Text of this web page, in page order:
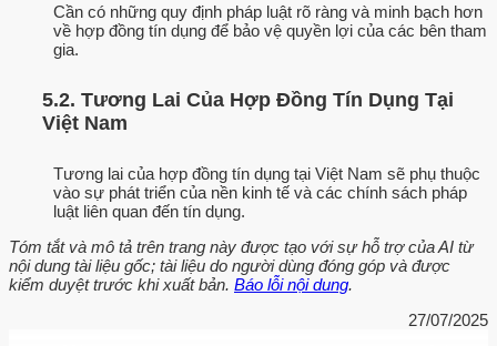
Cần có những quy định pháp luật rõ ràng và minh bạch hơn
về hợp đồng tín dụng để bảo vệ quyền lợi của các bên tham
gia.
5.2. Tương Lai Của Hợp Đồng Tín Dụng Tại
Việt Nam
Tương lai của hợp đồng tín dụng tại Việt Nam sẽ phụ thuộc
vào sự phát triển của nền kinh tế và các chính sách pháp
luật liên quan đến tín dụng.
Tóm tắt và mô tả trên trang này được tạo với sự hỗ trợ của AI từ
nội dung tài liệu gốc; tài liệu do người dùng đóng góp và được
kiểm duyệt trước khi xuất bản. Báo lỗi nội dung.
27/07/2025